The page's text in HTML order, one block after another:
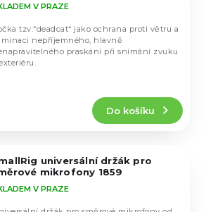
V PRAZE
Do košíku
tzv.“deadcat“ jako ochrana proti větru a
nepříjemného, hlavně
praskání při snímání zvuku
universální držák pro
mikrofony 1859
V PRAZE